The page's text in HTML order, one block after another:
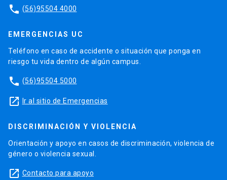
phone (56)95504 4000
EMERGENCIAS UC
Teléfono en caso de accidente o situación que ponga en
riesgo tu vida dentro de algún campus.
phone (56)95504 5000
launch Ir al sitio de Emergencias
DISCRIMINACIÓN Y VIOLENCIA
Orientación y apoyo en casos de discriminación, violencia de
género o violencia sexual.
launch Contacto para apoyo